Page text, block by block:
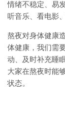
情绪不稳定、易
听音乐、看电影
熬夜对身体健康
体健康，我们需
动、及时补充睡
大家在熬夜时能
状态。